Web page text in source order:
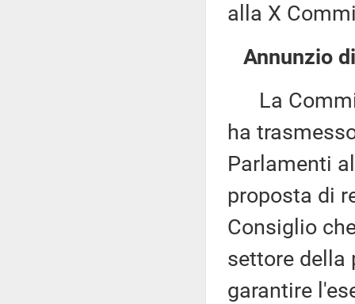
alla X
Annunzio
La
ha
Parlamenti
proposta di
Consiglio
settore della
garantire